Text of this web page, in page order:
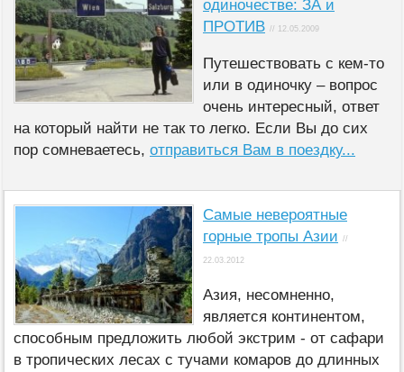
одиночестве: ЗА и
ПРОТИВ // 12.05.2009
Путешествовать с кем-то
или в одиночку – вопрос
очень интересный, ответ
на который найти не так то легко. Если Вы до сих
пор сомневаетесь, отправиться Вам в поездку...
Самые невероятные
горные тропы Азии //
22.03.2012
Азия, несомненно,
является континентом,
способным предложить любой экстрим - от сафари
в тропических лесах с тучами комаров до длинных